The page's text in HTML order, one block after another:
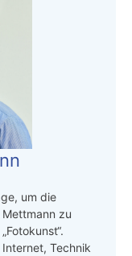
um die
zu
Technik